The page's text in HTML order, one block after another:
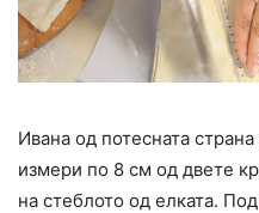
Ивана од потесната
измери по 8 см од двете
на стеблото од елката.